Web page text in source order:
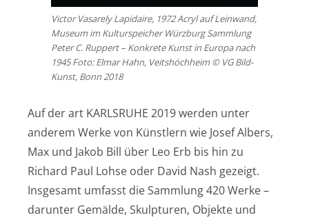
Victor Vasarely Lapidaire, 1972 Acryl auf Leinwand,
Museum im Kulturspeicher Würzburg Sammlung
Peter C. Ruppert – Konkrete Kunst in Europa nach
1945 Foto: Elmar Hahn, Veitshöchheim © VG Bild-
Kunst, Bonn 2018
Auf der art KARLSRUHE 2019 werden unter
anderem Werke von Künstlern wie Josef Albers,
Max und Jakob Bill über Leo Erb bis hin zu
Richard Paul Lohse oder David Nash gezeigt.
Insgesamt umfasst die Sammlung 420 Werke –
darunter Gemälde, Skulpturen, Objekte und